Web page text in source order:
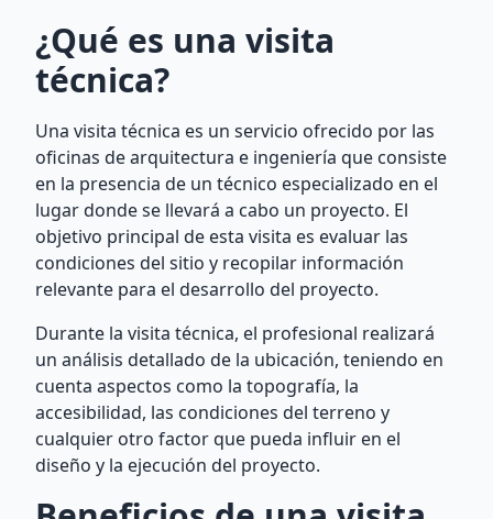
¿Qué es una visita
técnica?
Una visita técnica es un servicio ofrecido por las
oficinas de arquitectura e ingeniería que consiste
en la presencia de un técnico especializado en el
lugar donde se llevará a cabo un proyecto. El
objetivo principal de esta visita es evaluar las
condiciones del sitio y recopilar información
relevante para el desarrollo del proyecto.
Durante la visita técnica, el profesional realizará
un análisis detallado de la ubicación, teniendo en
cuenta aspectos como la topografía, la
accesibilidad, las condiciones del terreno y
cualquier otro factor que pueda influir en el
diseño y la ejecución del proyecto.